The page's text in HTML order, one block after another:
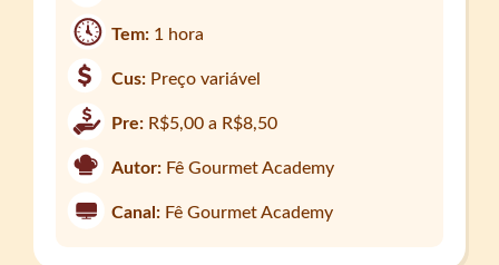
Tem: 1 hora
Cus: Preço variável
Pre: R$5,00 a R$8,50
Autor: Fê Gourmet Academy
Canal: Fê Gourmet Academy